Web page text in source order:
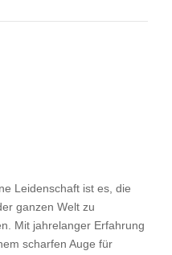
Leidenschaft ist es, die
ganzen Welt zu
Mit jahrelanger Erfahrung
scharfen Auge für